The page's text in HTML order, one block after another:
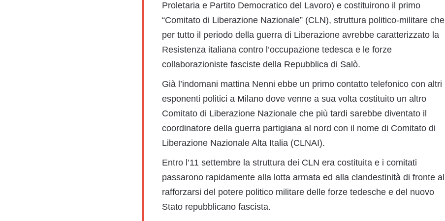
Proletaria e Partito Democratico del Lavoro) e costituirono il primo
“Comitato di Liberazione Nazionale” (CLN), struttura politico-militare che
per tutto il periodo della guerra di Liberazione avrebbe caratterizzato la
Resistenza italiana contro l’occupazione tedesca e le forze
collaborazioniste fasciste della Repubblica di Salò.
Già l’indomani mattina Nenni ebbe un primo contatto telefonico con altri
esponenti politici a Milano dove venne a sua volta costituito un altro
Comitato di Liberazione Nazionale che più tardi sarebbe diventato il
coordinatore della guerra partigiana al nord con il nome di Comitato di
Liberazione Nazionale Alta Italia (CLNAI).
Entro l’11 settembre la struttura dei CLN era costituita e i comitati
passarono rapidamente alla lotta armata ed alla clandestinità di fronte al
rafforzarsi del potere politico militare delle forze tedesche e del nuovo
Stato repubblicano fascista.